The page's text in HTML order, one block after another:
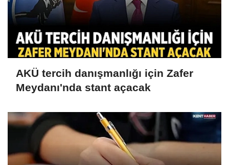
AKÜ tercih danışmanlığı için Zafer
Meydanı'nda stant açacak